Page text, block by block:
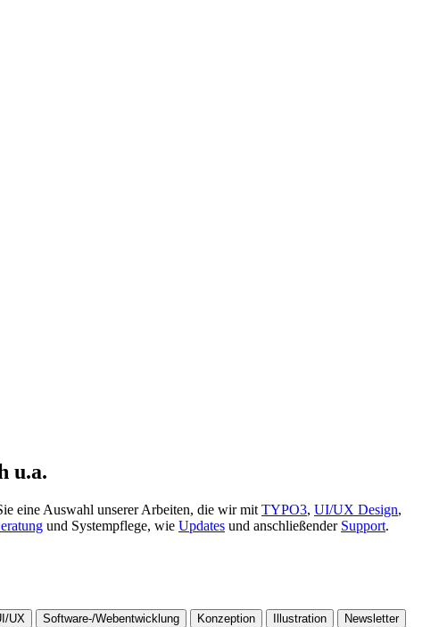
u.a.
eine Auswahl unserer Arbeiten, die wir mit TYPO3, UI/UX Design,
und Systempflege, wie Updates und anschließender Support.
UX Software-/Webentwicklung Konzeption Illustration
Newsletter